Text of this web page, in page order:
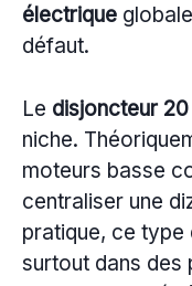
électrique
défaut.
Le disjoncteur
niche.
moteurs basse
centraliser une
pratique, ce
surtout dans des